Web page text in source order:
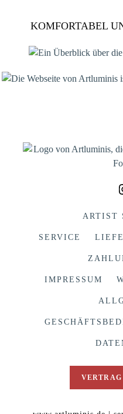
KOMFORTABEL
ARTIST
SERVICE
IMPRESSUM